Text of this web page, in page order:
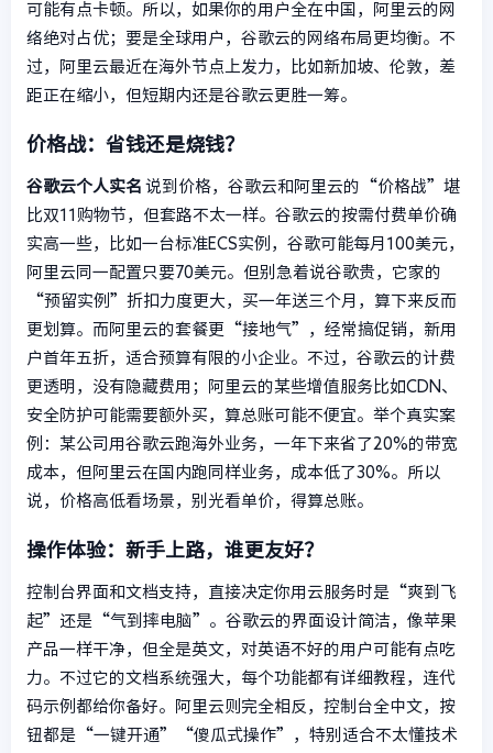
可能有点卡顿。所以，如果你的用户全在中国，阿里云的网
络绝对占优；要是全球用户，谷歌云的网络布局更均衡。不
过，阿里云最近在海外节点上发力，比如新加坡、伦敦，差
距正在缩小，但短期内还是谷歌云更胜一筹。
价格战：省钱还是烧钱？
谷歌云个人实名 说到价格，谷歌云和阿里云的“价格战”堪
比双11购物节，但套路不太一样。谷歌云的按需付费单价确
实高一些，比如一台标准ECS实例，谷歌可能每月100美元，
阿里云同一配置只要70美元。但别急着说谷歌贵，它家的
“预留实例”折扣力度更大，买一年送三个月，算下来反而
更划算。而阿里云的套餐更“接地气”，经常搞促销，新用
户首年五折，适合预算有限的小企业。不过，谷歌云的计费
更透明，没有隐藏费用；阿里云的某些增值服务比如CDN、
安全防护可能需要额外买，算总账可能不便宜。举个真实案
例：某公司用谷歌云跑海外业务，一年下来省了20%的带宽
成本，但阿里云在国内跑同样业务，成本低了30%。所以
说，价格高低看场景，别光看单价，得算总账。
操作体验：新手上路，谁更友好？
控制台界面和文档支持，直接决定你用云服务时是“爽到飞
起”还是“气到摔电脑”。谷歌云的界面设计简洁，像苹果
产品一样干净，但全是英文，对英语不好的用户可能有点吃
力。不过它的文档系统强大，每个功能都有详细教程，连代
码示例都给你备好。阿里云则完全相反，控制台全中文，按
钮都是“一键开通”“傻瓜式操作”，特别适合不太懂技术